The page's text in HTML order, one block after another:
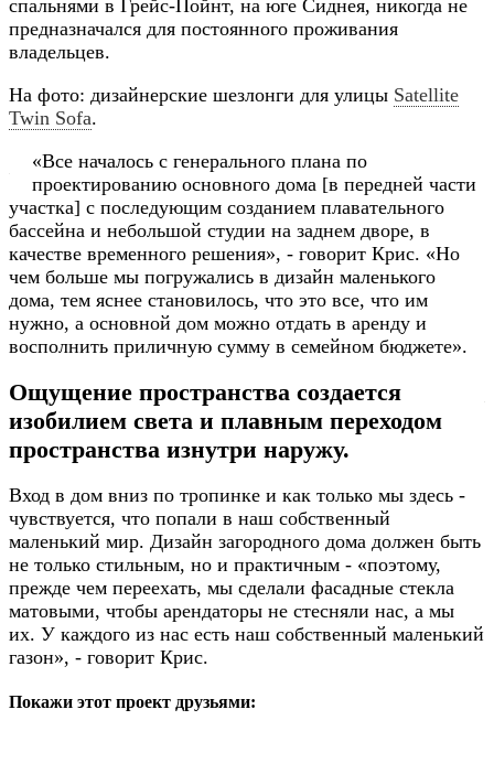
спальнями в Грейс-Пойнт, на юге Сиднея, никогда не
предназначался для постоянного проживания
владельцев.
На фото: дизайнерские шезлонги для улицы Satellite
Twin Sofa.
«Все началось с генерального плана по
проектированию основного дома [в передней части
участка] с последующим созданием плавательного
бассейна и небольшой студии на заднем дворе, в
качестве временного решения», - говорит Крис. «Но
чем больше мы погружались в дизайн маленького
дома, тем яснее становилось, что это все, что им
нужно, а основной дом можно отдать в аренду и
восполнить приличную сумму в семейном бюджете».
Ощущение пространства создается
изобилием света и плавным переходом
пространства изнутри наружу.
Вход в дом вниз по тропинке и как только мы здесь -
чувствуется, что попали в наш собственный
маленький мир. Дизайн загородного дома должен быть
не только стильным, но и практичным - «поэтому,
прежде чем переехать, мы сделали фасадные стекла
матовыми, чтобы арендаторы не стесняли нас, а мы
их. У каждого из нас есть наш собственный маленький
газон», - говорит Крис.
Покажи этот проект друзьями: